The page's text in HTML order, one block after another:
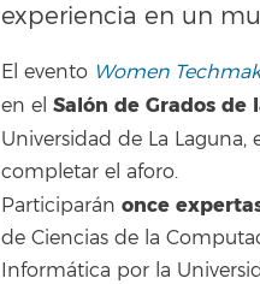
experiencia en un
El evento Women
en el Salón de Grados
Universidad de La Laguna,
completar el aforo.
Participarán once
de Ciencias de la
Informática por la